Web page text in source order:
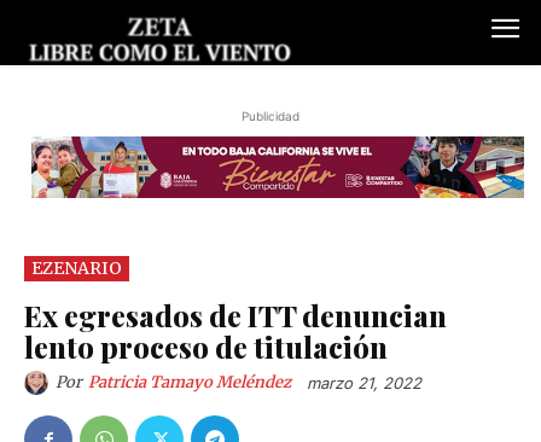
Publicidad
EZENARIO
Ex egresados de ITT denuncian
lento proceso de titulación
Por Patricia Tamayo Meléndez marzo 21, 2022